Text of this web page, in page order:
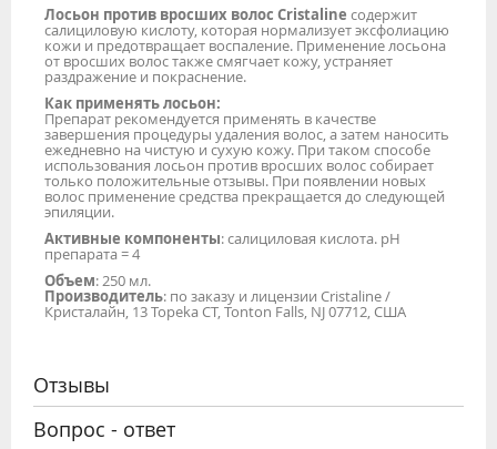
Лосьон против вросших волос Cristaline содержит
салициловую кислоту, которая нормализует эксфолиацию
кожи и предотвращает воспаление. Применение лосьона
от вросших волос также смягчает кожу, устраняет
раздражение и покраснение.
Как применять лосьон:
Препарат рекомендуется применять в качестве
завершения процедуры удаления волос, а затем наносить
ежедневно на чистую и сухую кожу. При таком способе
использования лосьон против вросших волос собирает
только положительные отзывы. При появлении новых
волос применение средства прекращается до следующей
эпиляции.
Активные компоненты: салициловая кислота. pH
препарата = 4
Объем: 250 мл.
Производитель: по заказу и лицензии Cristaline /
Кристалайн, 13 Topeka CT, Tonton Falls, NJ 07712, США
Отзывы
Вопрос - ответ